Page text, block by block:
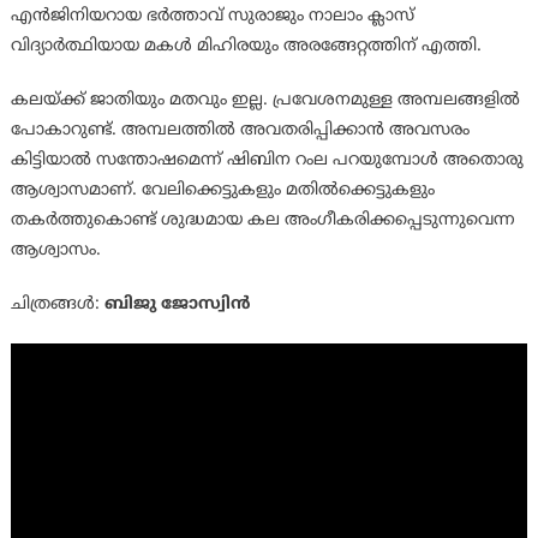
എൻജിനിയറായ ഭർത്താവ് സുരാജും നാലാം ക്ലാസ്
വിദ്യാർത്ഥിയായ മകൾ മിഹിരയും അരങ്ങേറ്റത്തിന് എത്തി.
കലയ്ക്ക് ജാതിയും മതവും ഇല്ല. പ്രവേശനമുള്ള അമ്പലങ്ങളിൽ
പോകാറുണ്ട്. അമ്പലത്തിൽ അവതരിപ്പിക്കാൻ അവസരം
കിട്ടിയാൽ സന്തോഷമെന്ന് ഷിബിന റംല പറയുമ്പോൾ അതൊരു
ആശ്വാസമാണ്. വേലിക്കെട്ടുകളും മതിൽക്കെട്ടുകളും
തകർത്തുകൊണ്ട് ശുദ്ധമായ കല അംഗീകരിക്കപ്പെടുന്നുവെന്ന
ആശ്വാസം.
ചിത്രങ്ങള്‍: ബിജു ജോസ്വിന്‍